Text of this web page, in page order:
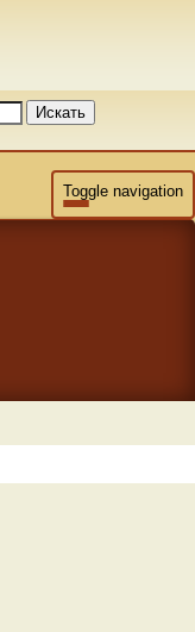
Искать
Toggle navigation